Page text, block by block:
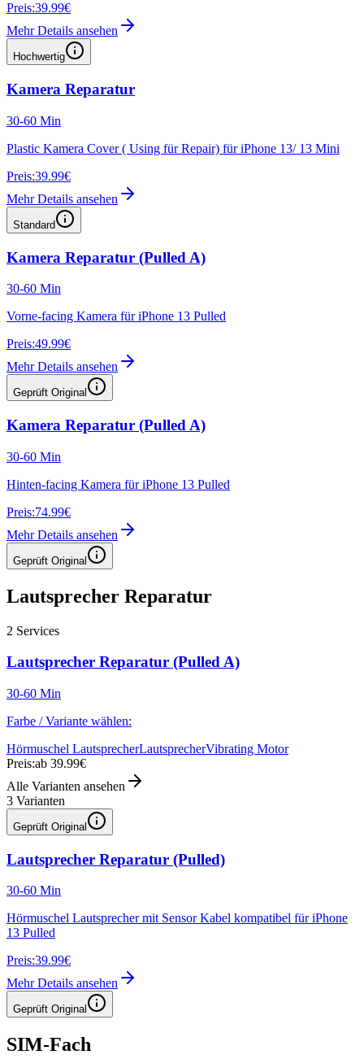
Preis:39.99€
Mehr Details ansehen
Hochwertig
Kamera Reparatur
30-60 Min
Plastic Kamera Cover ( Using für Repair) für iPhone 13/ 13 Mini
Preis:39.99€
Mehr Details ansehen
Standard
Kamera Reparatur (Pulled A)
30-60 Min
Vorne-facing Kamera für iPhone 13 Pulled
Preis:49.99€
Mehr Details ansehen
Geprüft Original
Kamera Reparatur (Pulled A)
30-60 Min
Hinten-facing Kamera für iPhone 13 Pulled
Preis:74.99€
Mehr Details ansehen
Geprüft Original
Lautsprecher Reparatur
2 Services
Lautsprecher Reparatur (Pulled A)
30-60 Min
Farbe / Variante wählen:
Hörmuschel LautsprecherLautsprecherVibrating Motor
Preis:ab 39.99€
Alle Varianten ansehen
3 Varianten
Geprüft Original
Lautsprecher Reparatur (Pulled)
30-60 Min
Hörmuschel Lautsprecher mit Sensor Kabel kompatibel für iPhone
13 Pulled
Preis:39.99€
Mehr Details ansehen
Geprüft Original
SIM-Fach